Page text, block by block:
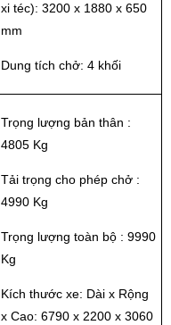
xi téc): 3200 x 1880 x 650
mm
Dung tích chở: 4 khối
Trọng lượng bản thân :
4805 Kg
Tải trọng cho phép chở :
4990 Kg
Trọng lượng toàn bộ : 9990
Kg
Kích thước xe: Dài x Rộng
x Cao: 6790 x 2200 x 3060